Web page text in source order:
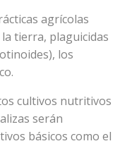
agrícolas
tierra, plaguicidas
los
cultivos nutritivos
serán
básicos como el